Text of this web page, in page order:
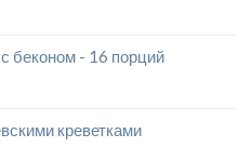
беконом - 16 порций
креветками